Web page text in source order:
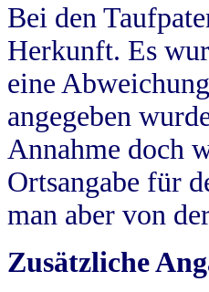
Bei den
Herkunft. Es
eine
angegeben
Annahme doch
Ortsangabe für
man aber von
Zusätzliche